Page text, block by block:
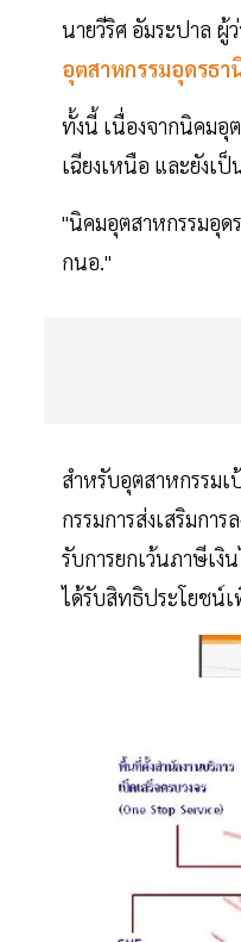
นายวีริศ อัมระปาล ผู้
อุตสาหกรรมอุดรธา
ทั้งนี้ เนื่องจากนิคมอุ
เฉียงเหนือ และยังเ
"นิคมอุตสาหกรรมอุด
กนอ."
สำหรับอุตสาหกรรม
กรรมการส่งเสริมกา
รับการยกเว้นภาษีเงิ
ได้รับสิทธิประโยชน์